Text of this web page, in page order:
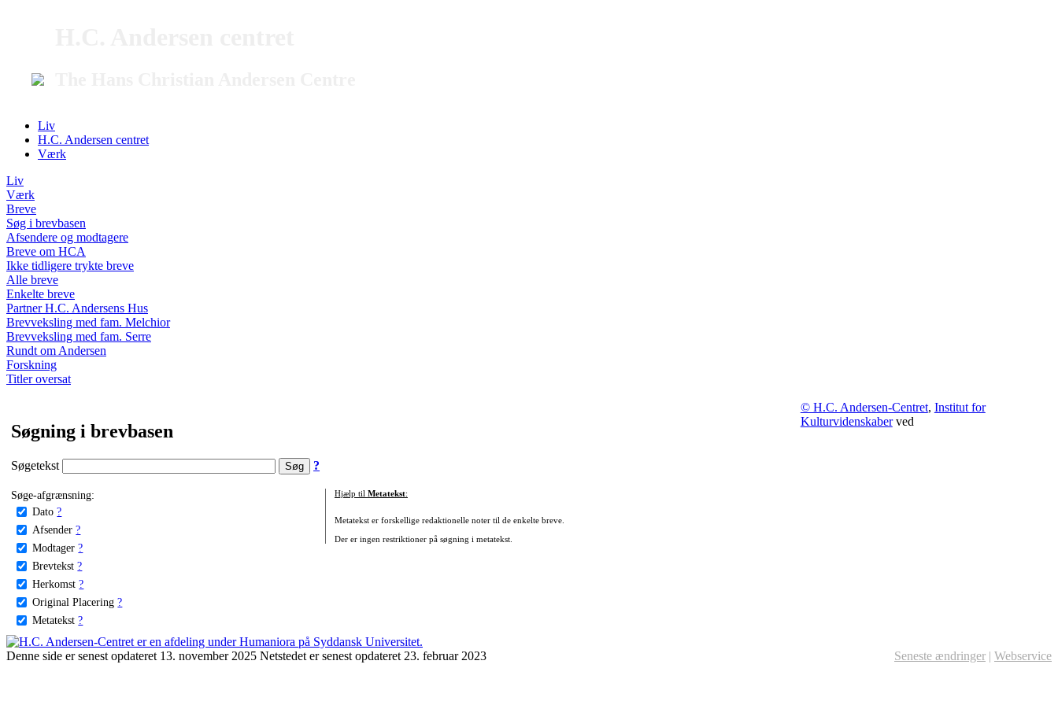
Liv
H.C. Andersen centret
Værk
Liv
Værk
Breve
Søg i brevbasen
Afsendere og modtagere
Breve om HCA
Ikke tidligere trykte breve
Alle breve
Enkelte breve
Partner H.C. Andersens Hus
Brevveksling med fam. Melchior
Brevveksling med fam. Serre
Rundt om Andersen
Forskning
Titler oversat
Søgning i brevbasen
Søgetekst ?
Søge-afgrænsning:
Dato ?
Afsender ?
Modtager ?
Brevtekst ?
Herkomst ?
Original Placering ?
Metatekst ?
Hjælp til Metatekst:
Metatekst er forskellige redaktionelle noter til de enkelte breve.
Der er ingen restriktioner på søgning i metatekst.
© H.C. Andersen-Centret, Institut for
Kulturvidenskaberved
Denne side er senest opdateret 13. november 2025 Netstedet er senest opdateret 23. februar 2023 Seneste ændringer | Webservice